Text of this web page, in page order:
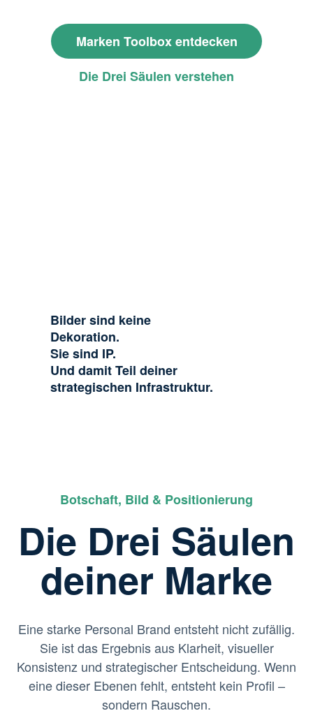
Marken Toolbox entdecken
Die Drei Säulen verstehen
Bilder sind keine
Dekoration.
Sie sind IP.
Und damit Teil deiner
strategischen Infrastruktur.
Botschaft, Bild & Positionierung
Die Drei Säulen
deiner Marke
Eine starke Personal Brand entsteht nicht zufällig.
Sie ist das Ergebnis aus Klarheit, visueller
Konsistenz und strategischer Entscheidung. Wenn
eine dieser Ebenen fehlt, entsteht kein Profil –
sondern Rauschen.